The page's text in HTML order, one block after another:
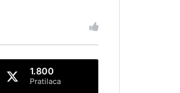
1.800
Pratilaca